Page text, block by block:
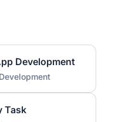
Development
Task